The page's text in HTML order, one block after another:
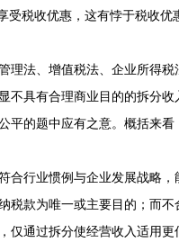
受税收优惠，这有悖于税收
理法、增值税法、企业所得
不具有合理商业目的的拆分
平的题中应有之意。概括来
合行业惯例与企业发展战略
税款为唯一或主要目的；而
仅通过拆分使经营收入适用更